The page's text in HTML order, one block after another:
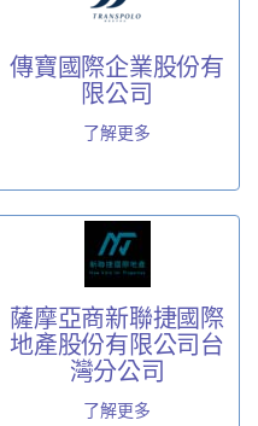
傳寶國際企業股份有
限公司
了解更多
薩摩亞商新聯捷國際
地產股份有限公司台
灣分公司
了解更多